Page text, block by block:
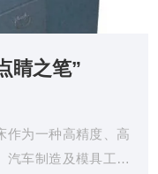
睛之笔”
作为一种高精度、高
汽车制造及模具工业